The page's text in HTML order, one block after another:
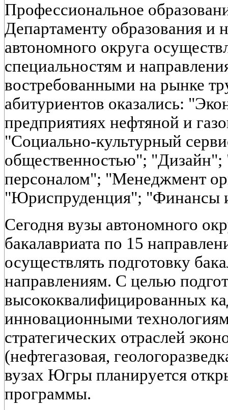
Профессиональное
Департаменту образования
автономного округа
специальностям и
востребованными на рынке
абитуриентов оказались:
предприятиях нефтяной и
"Социально-культурный
общественностью"; "Дизайн";
персоналом"; "Менеджмент
"Юриспруденция"; "Финансы
Сегодня вузы автономного
бакалавриата по 15
осуществлять подготовку
направлениям. С целью
высококвалифицированных
инновационными
стратегических отраслей
(нефтегазовая,
вузах Югры планируется
программы.